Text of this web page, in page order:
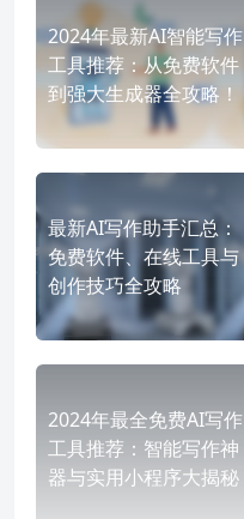
2024年最新AI智能写作
工具推荐：从免费软件
到强大生成器全攻略！
最新AI写作助手汇总：
免费软件、在线工具与
创作技巧全攻略
2024年最全免费AI写作
工具推荐：智能写作神
器与实用小程序大揭秘